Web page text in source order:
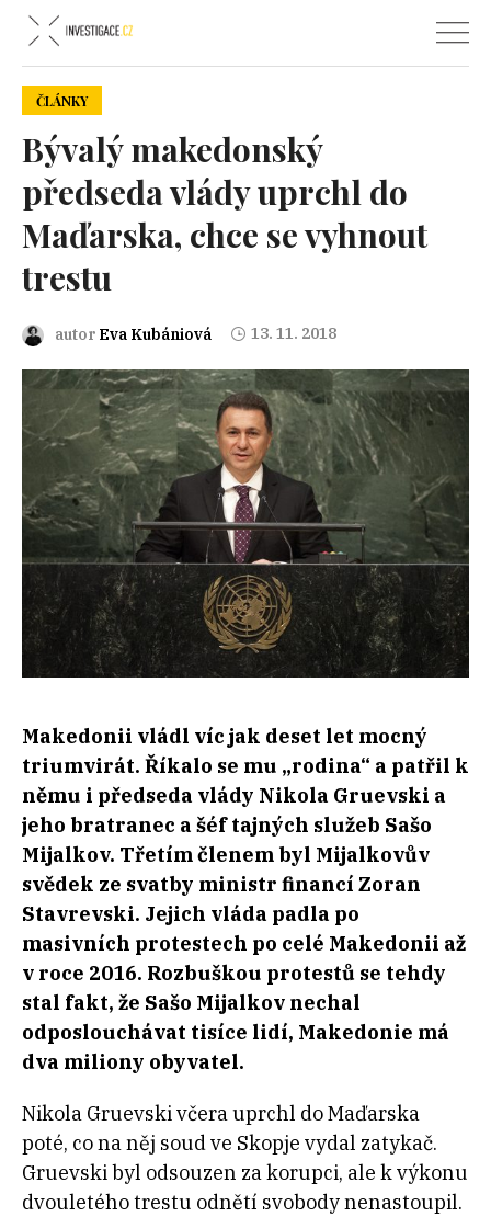
ČLÁNKY
Bývalý makedonský
předseda vlády uprchl do
Maďarska, chce se vyhnout
trestu
autor Eva Kubániová 13. 11. 2018
Makedonii vládl víc jak deset let mocný
triumvirát. Říkalo se mu „rodina“ a patřil k
němu i předseda vlády Nikola Gruevski a
jeho bratranec a šéf tajných služeb Sašo
Mijalkov. Třetím členem byl Mijalkovův
svědek ze svatby ministr financí Zoran
Stavrevski. Jejich vláda padla po
masivních protestech po celé Makedonii až
v roce 2016. Rozbuškou protestů se tehdy
stal fakt, že Sašo Mijalkov nechal
odposlouchávat tisíce lidí, Makedonie má
dva miliony obyvatel.
Nikola Gruevski včera uprchl do Maďarska
poté, co na něj soud ve Skopje vydal zatykač.
Gruevski byl odsouzen za korupci, ale k výkonu
dvouletého trestu odnětí svobody nenastoupil.